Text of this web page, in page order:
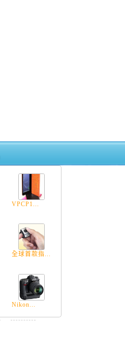
VPCP1...
全球首款指...
Nikon...